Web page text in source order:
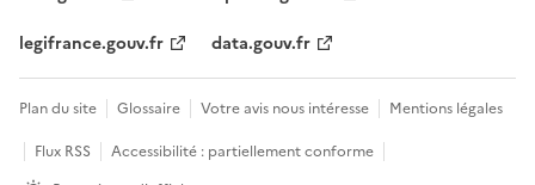
legifrance.gouv.fr
data.gouv.fr
Plan du site Glossaire Votre avis nous intéresse
Mentions légales
Flux RSS
Accessibilité : partiellement conforme